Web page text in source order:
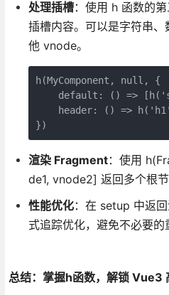
处理插槽：使用 h 函数的
插槽内容。可以是字符串
他 vnode。
h(MyComponent, null, {
default: () =>
header: () =>
})
渲染 Fragment：使用
de1, vnode2] 返回多个根节
性能优化：在 setup 中返
式追踪优化，避免不必要的
总结：掌握h函数，解锁 Vue3